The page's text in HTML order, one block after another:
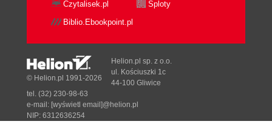
Czytalisek.pl
Sploty
Biblio.Ebookpoint.pl
© Helion.pl 1991-2026
Helion.pl sp. z o.o.
ul. Kościuszki 1c
44-100 Gliwice
tel. (32) 230-98-63
e-mail: [wyświetl email]@helion.pl
NIP: 6312636254